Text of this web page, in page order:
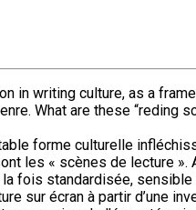
in writing culture, as a
What are these “reding
forme culturelle
« scènes de lecture ».
fois standardisée,
sur écran à partir d’une